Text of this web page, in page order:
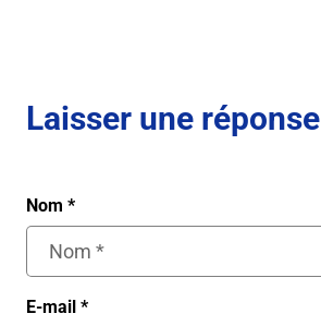
Laisser une réponse
Nom *
E-mail *